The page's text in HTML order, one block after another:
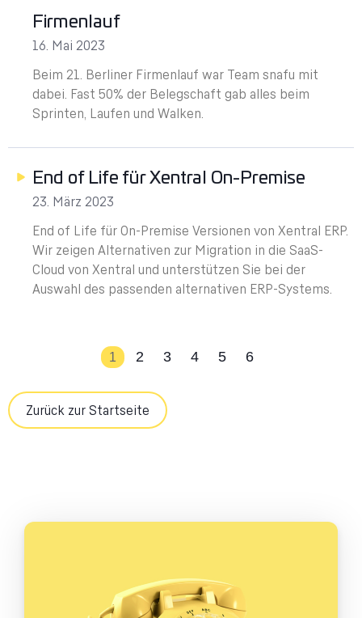
Firmenlauf
16. Mai 2023
Beim 21. Berliner Firmenlauf war Team snafu mit
dabei. Fast 50% der Belegschaft gab alles beim
Sprinten, Laufen und Walken.
End of Life für Xentral On-Premise
23. März 2023
End of Life für On-Premise Versionen von Xentral ERP.
Wir zeigen Alternativen zur Migration in die SaaS-
Cloud von Xentral und unterstützen Sie bei der
Auswahl des passenden alternativen ERP-Systems.
1 2 3 4 5 6
Zurück zur Startseite